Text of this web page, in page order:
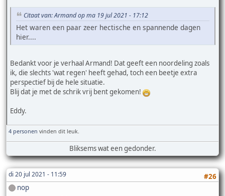
Citaat van: Armand op ma 19 jul 2021 - 17:12
Het waren een paar zeer hectische en spannende dagen
hier....
Bedankt voor je verhaal Armand! Dat geeft een noordeling zoals
ik, die slechts 'wat regen' heeft gehad, toch een beetje extra
perspectief bij de hele situatie.
Blij dat je met de schrik vrij bent gekomen!
Eddy.
4 personen vinden dit leuk.
Bliksems wat een gedonder.
di 20 jul 2021 - 11:59
#26
nop